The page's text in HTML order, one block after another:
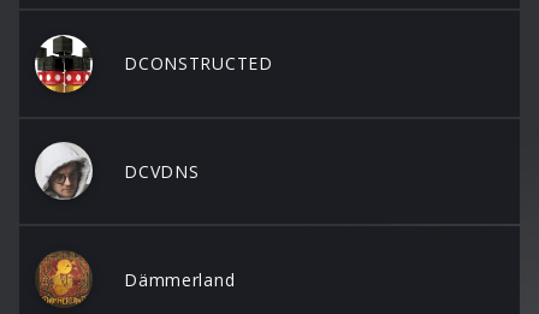
DCONSTRUCTED
DCVDNS
Dämmerland